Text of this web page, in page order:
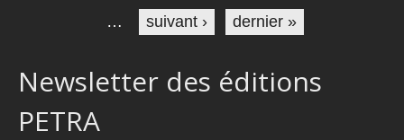
… suivant › dernier »
Newsletter des éditions
PETRA